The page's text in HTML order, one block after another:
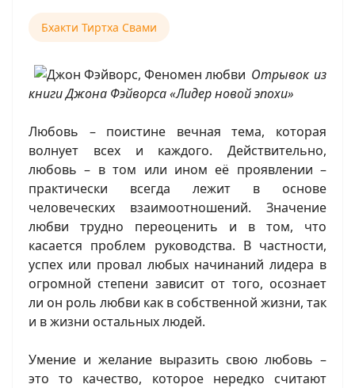
Бхакти Тиртха Свами
Отрывок из
книги Джона Фэйворса «Лидер новой эпохи»
Любовь – поистине вечная тема, которая
волнует всех и каждого. Действительно,
любовь – в том или ином её проявлении –
практически всегда лежит в основе
человеческих взаимоотношений. Значение
любви трудно переоценить и в том, что
касается проблем руководства. В частности,
успех или провал любых начинаний лидера в
огромной степени зависит от того, осознает
ли он роль любви как в собственной жизни, так
и в жизни остальных людей.
Умение и желание выразить свою любовь –
это то качество, которое нередко считают